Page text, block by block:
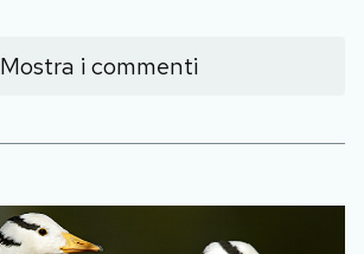
Mostra i commenti